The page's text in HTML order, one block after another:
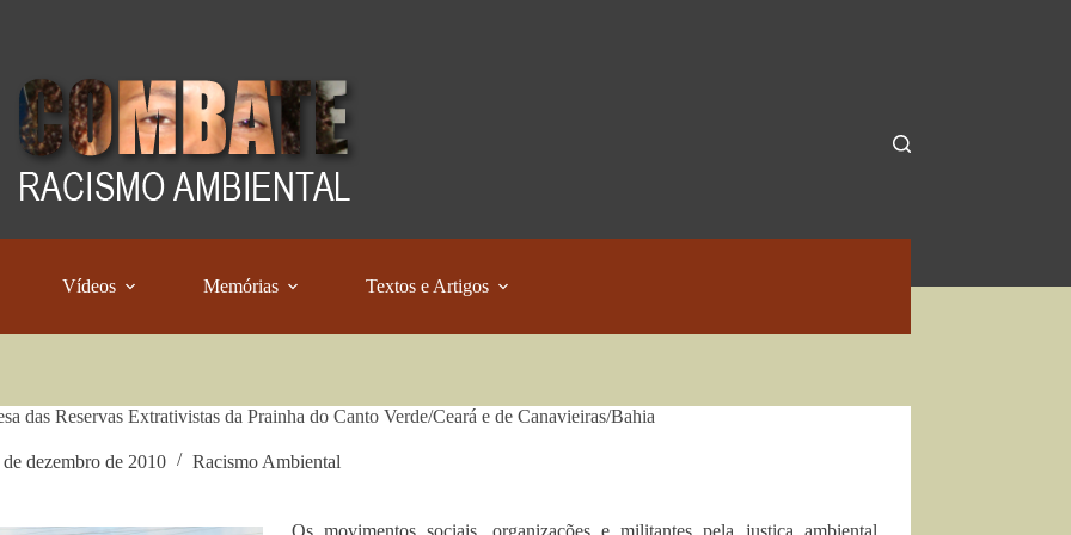
Vídeos Memórias Textos e Artigos
das Reservas Extrativistas da Prainha do Canto Verde/Ceará e de Canavieiras/Bahia
dezembro de 2010 Racismo Ambiental
Os movimentos sociais, organizações e militantes pela justiça ambiental,